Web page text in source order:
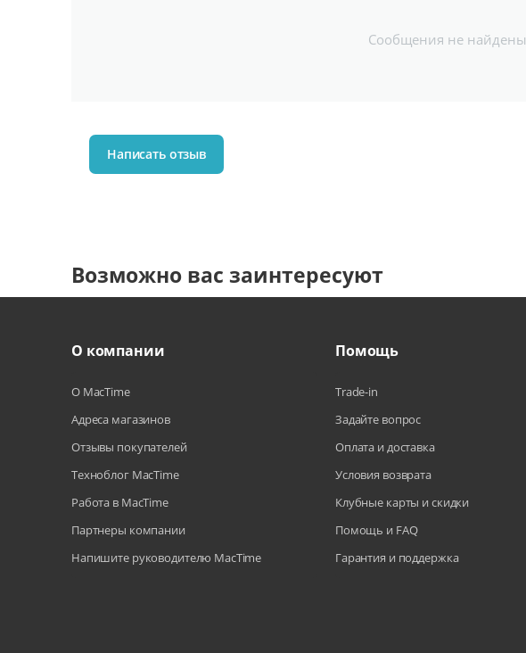
Сообщения не найдены
Написать отзыв
Возможно вас заинтересуют
О компании
О MacTime
Адреса магазинов
Отзывы покупателей
Техноблог MacTime
Работа в MacTime
Партнеры компании
Напишите руководителю MacTime
Помощь
Trade-in
Задайте вопрос
Оплата и доставка
Условия возврата
Клубные карты и скидки
Помощь и FAQ
Гарантия и поддержка